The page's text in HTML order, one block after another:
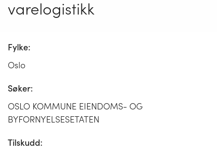
varelogistikk
Fylke:
Oslo
Søker:
OSLO KOMMUNE EIENDOMS- OG
BYFORNYELSESETATEN
Tilskudd: